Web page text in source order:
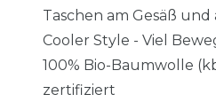
Taschen am Gesäß und
Cooler Style - Viel
100% Bio-Baumwolle
zertifiziert